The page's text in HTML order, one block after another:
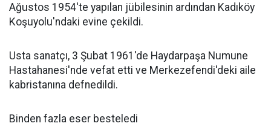
Ağustos 1954'te yapılan jübilesinin ardından Kadıköy
Koşuyolu'ndaki evine çekildi.
Usta sanatçı, 3 Şubat 1961'de Haydarpaşa Numune
Hastahanesi'nde vefat etti ve Merkezefendi'deki aile
kabristanına defnedildi.
Binden fazla eser besteledi